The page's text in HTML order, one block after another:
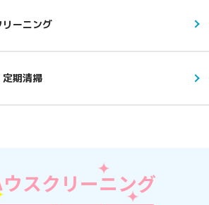
リーニング
期清掃
スクリーニング